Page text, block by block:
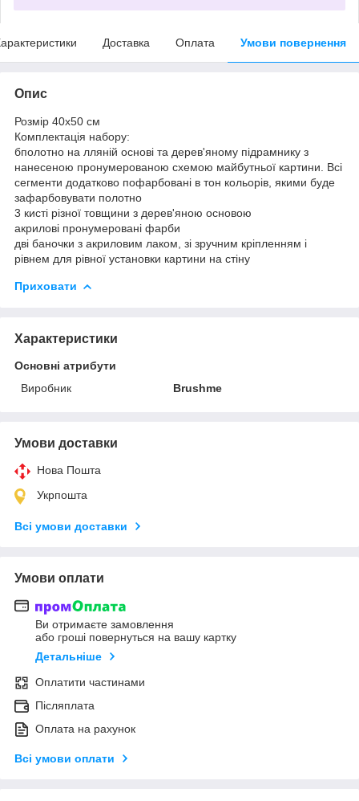
Доставка Оплата Умови повернення
Опис
Розмір 40x50 см
Комплектація набору:
бполотно на лляній основі та дерев'яному підрамнику з
нанесеною пронумерованою схемою майбутньої картини. Всі
сегменти додатково пофарбовані в тон кольорів, якими буде
зафарбовувати полотно
3 кисті різної товщини з дерев'яною основою
акрилові пронумеровані фарби
дві баночки з акриловим лаком, зі зручним кріпленням і
рівнем для рівної установки картини на стіну
Приховати
Характеристики
Основні атрибути
Виробник
Brushme
Умови доставки
Нова Пошта
Укрпошта
Всі умови доставки
Умови оплати
Ви отримаєте замовлення
або гроші повернуться на вашу картку
Детальніше
Оплатити частинами
Післяплата
Оплата на рахунок
Всі умови оплати